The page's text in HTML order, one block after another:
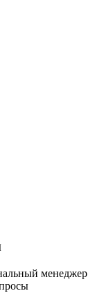
менеджер